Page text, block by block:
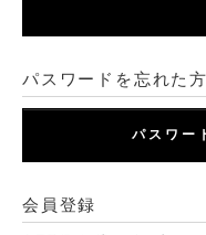
パスワードを忘れた方
パスワー
会員登録